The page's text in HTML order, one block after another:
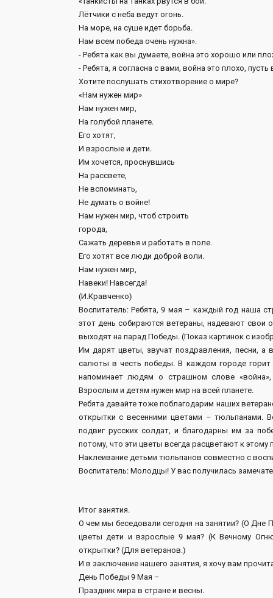
Лётчики с неба ведут огонь.
На море, на суше идет борьба.
Нам всем победа очень нужна».
- Ребята как вы думаете, война это хорошо или
- Ребята, я согласна с вами, война это плохо,
Хотите послушать стихотворение о мире?
«Нам нужен мир»
Нам нужен мир,
На голубой планете.
Его хотят,
И взрослые и дети.
Им хочется, проснувшись
На рассвете,
Не вспоминать,
Не думать о войне!
Нам нужен мир, чтоб строить
города,
Сажать деревья и работать в поле.
Его хотят все люди доброй воли.
Нам нужен мир,
Навеки! Навсегда!
(И.Кравченко)
Воспитатель: Ребята, 9 мая – каждый год наша
этот день собираются ветераны, надевают свои
выходят на парад Победы. (Показ картинок с
Им дарят цветы, звучат поздравления, песни,
салюты в честь победы. В каждом городе горит
напоминает людям о страшном слове
Взрослым и детям нужен мир на всей планете.
Ребята давайте тоже поблагодарим наших
открытки с весенними цветами – тюльпанами.
подвиг русских солдат, и благодарны им за
потому, что эти цветы всегда расцветают к этому
Наклеивание детьми тюльпанов совместно с
Воспитатель: Молодцы! У вас получилась
Итог занятия.
О чем мы беседовали сегодня на занятии? (О
цветы дети и взрослые 9 мая? (К Вечному
открытки? (Для ветеранов.)
И в заключение нашего занятия, я хочу вам
День Победы 9 Мая –
Праздник мира в стране и весны.